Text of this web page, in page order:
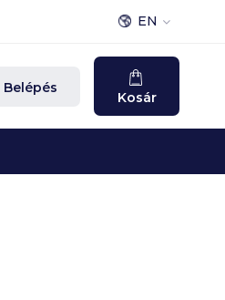
EN
Belépés
Kosár